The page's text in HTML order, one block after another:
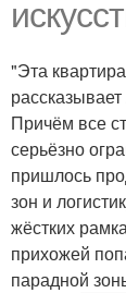
"Эта
Причём все
серьёзно
пришлось
зон и
жёстких
прихожей
парадной